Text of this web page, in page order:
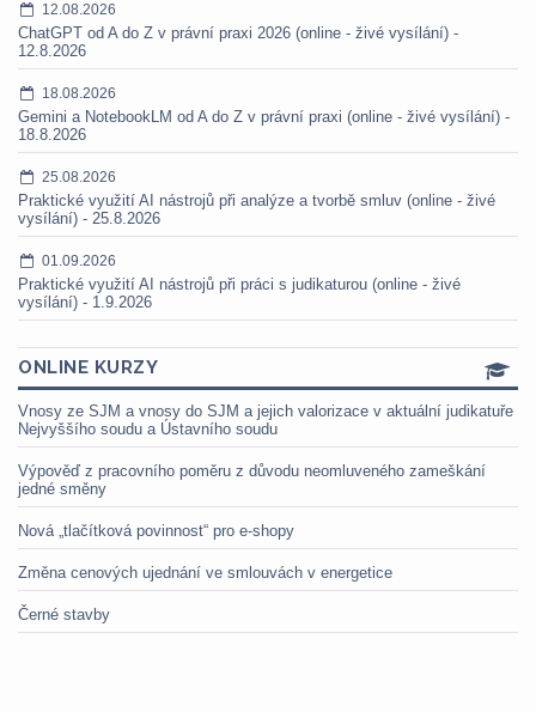
12.08.2026
ChatGPT od A do Z v právní praxi 2026 (online - živé vysílání) -
12.8.2026
18.08.2026
Gemini a NotebookLM od A do Z v právní praxi (online - živé vysílání) -
18.8.2026
25.08.2026
Praktické využití AI nástrojů při analýze a tvorbě smluv (online - živé
vysílání) - 25.8.2026
01.09.2026
Praktické využití AI nástrojů při práci s judikaturou (online - živé
vysílání) - 1.9.2026
ONLINE KURZY
Vnosy ze SJM a vnosy do SJM a jejich valorizace v aktuální judikatuře
Nejvyššího soudu a Ústavního soudu
Výpověď z pracovního poměru z důvodu neomluveného zameškání
jedné směny
Nová „tlačítková povinnost“ pro e-shopy
Změna cenových ujednání ve smlouvách v energetice
Černé stavby